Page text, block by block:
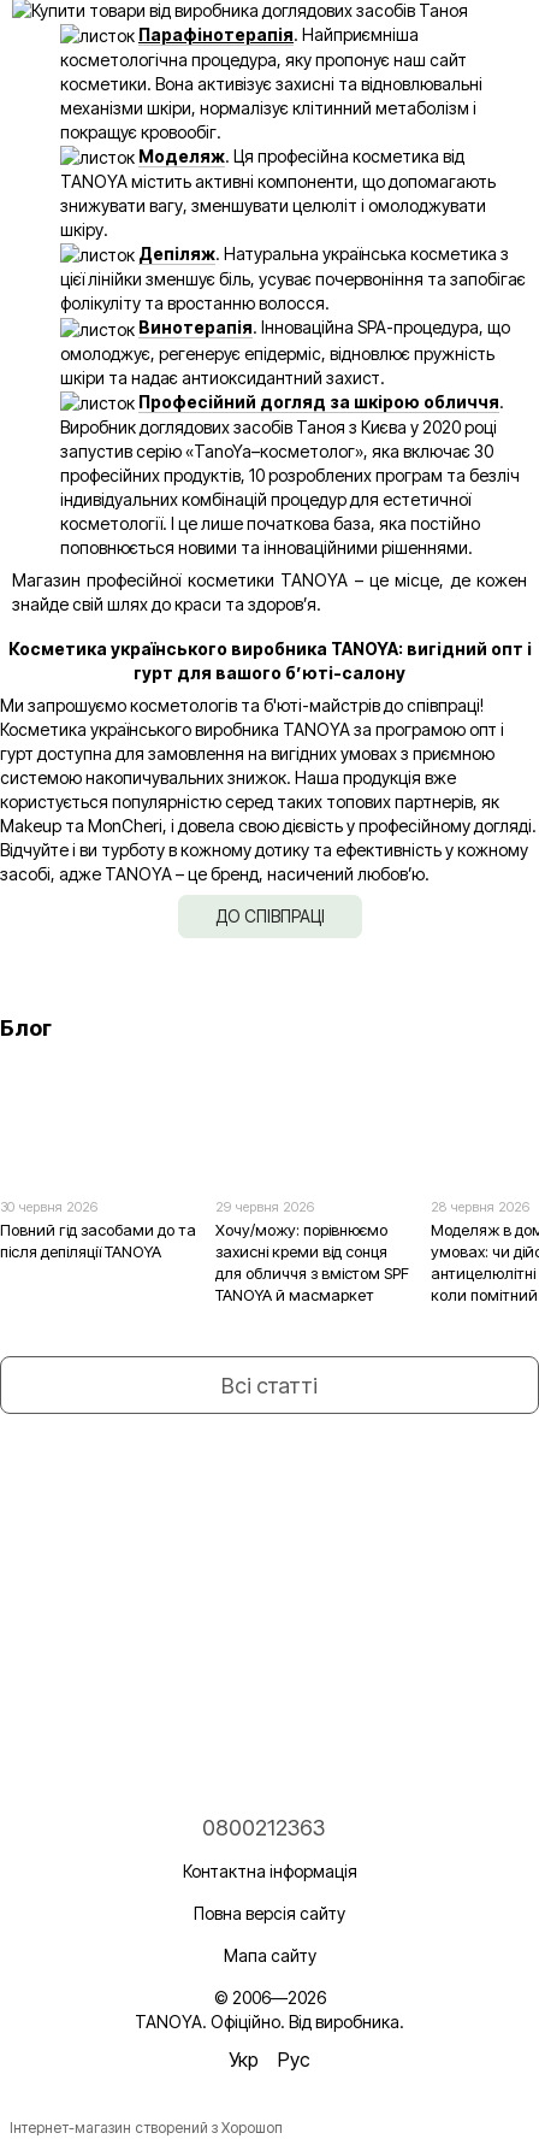
Парафінотерапія. Найприємніша
косметологічна процедура, яку пропонує наш сайт
косметики. Вона активізує захисні та відновлювальні
механізми шкіри, нормалізує клітинний метаболізм і
покращує кровообіг.
Моделяж. Ця професійна косметика від
TANOYA містить активні компоненти, що допомагають
знижувати вагу, зменшувати целюліт і омолоджувати
шкіру.
Депіляж. Натуральна українська косметика з
цієї лінійки зменшує біль, усуває почервоніння та запобігає
фолікуліту та вростанню волосся.
Винотерапія. Інноваційна SPA-процедура, що
омолоджує, регенерує епідерміс, відновлює пружність
шкіри та надає антиоксидантний захист.
Професійний догляд за шкірою обличчя.
Виробник доглядових засобів Таноя з Києва у 2020 році
запустив серію «TanoYa–косметолог», яка включає 30
професійних продуктів, 10 розроблених програм та безліч
індивідуальних комбінацій процедур для естетичної
косметології. І це лише початкова база, яка постійно
поповнюється новими та інноваційними рішеннями.
Магазин професійної косметики TANOYA – це місце, де кожен
знайде свій шлях до краси та здоров’я.
Косметика українського виробника TANOYA: вигідний опт і
гурт для вашого б’юті-салону
Ми запрошуємо косметологів та б'юті-майстрів до співпраці!
Косметика українського виробника TANOYA за програмою опт і
гурт доступна для замовлення на вигідних умовах з приємною
системою накопичувальних знижок. Наша продукція вже
користується популярністю серед таких топових партнерів, як
Makeup та MonCheri, і довела свою дієвість у професійному догляді.
Відчуйте і ви турботу в кожному дотику та ефективність у кожному
засобі, адже TANOYA – це бренд, насичений любов’ю.
ДО СПІВПРАЦІ
Блог
30 червня 2026
Повний гід засобами до та
після депіляції TANOYA
29 червня 2026
Хочу/можу: порівнюємо
захисні креми від сонця
для обличчя з вмістом SPF
TANOYA й масмаркет
28 червня 2026
Моделяж в
умовах: чи
коли
Всі статті
0800212363
Контактна інформація
Повна версія сайту
Мапа сайту
© 2006—2026
TANOYA. Офіційно. Від виробника.
Укр Рус
Інтернет-магазин створений з Хорошоп